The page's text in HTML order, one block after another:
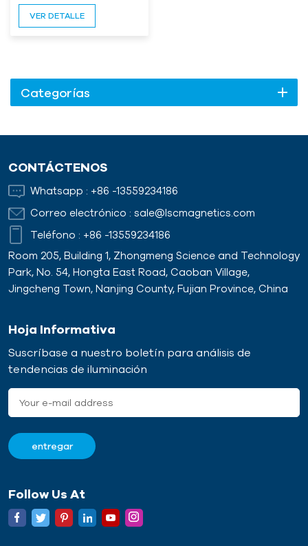
VER DETALLE
Categorías
CONTÁCTENOS
Whatsapp : +86 -13559234186
Correo electrónico : sale@lscmagnetics.com
Teléfono : +86 -13559234186
Room 205, Building 1, Zhongmeng Science and Technology
Park, No. 54, Hongta East Road, Caoban Village,
Jingcheng Town, Nanjing County, Fujian Province, China
Hoja Informativa
Suscríbase a nuestro boletín para análisis de
tendencias de iluminación
Follow Us At